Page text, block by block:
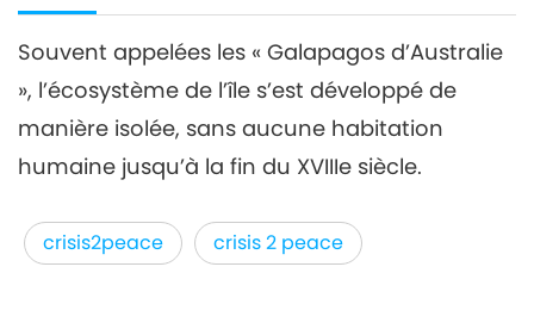
Souvent appelées les « Galapagos d’Australie
», l’écosystème de l’île s’est développé de
manière isolée, sans aucune habitation
humaine jusqu’à la fin du XVIIIe siècle.
crisis2peace crisis 2 peace